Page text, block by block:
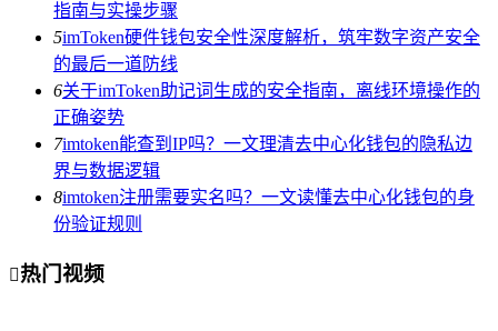
指南与实操步骤
5imToken硬件钱包安全性深度解析，筑牢数字资产安全
的最后一道防线
6关于imToken助记词生成的安全指南，离线环境操作的
正确姿势
7imtoken能查到IP吗？一文理清去中心化钱包的隐私边
界与数据逻辑
8imtoken注册需要实名吗？一文读懂去中心化钱包的身
份验证规则
热门视频